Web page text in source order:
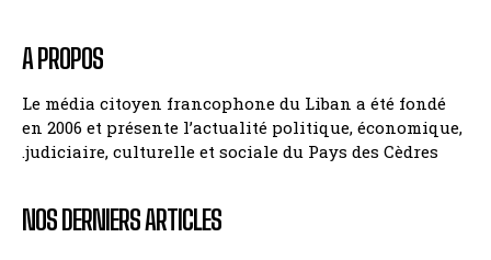
A PROPOS
Le média citoyen francophone du Liban a été fondé
en 2006 et présente l’actualité politique, économique,
judiciaire, culturelle et sociale du Pays des Cèdres.
NOS DERNIERS ARTICLES